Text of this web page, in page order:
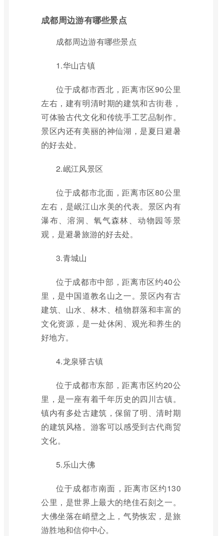
成都周边游有哪些景点
成都周边游有哪些景点
1.华山古镇
位于成都市西北，距离市区90公里
左右，建有明清时期的建筑和古街巷，
可体验古代文化和传统手工艺品制作。
景区内还有美丽的神仙湖，是夏日避暑
的好去处。
2.岷江风景区
位于成都市北面，距离市区80公里
左右，是岷江山水美的代表。景区内有
瀑布、溶洞、氧气森林、动物园等景
观，是避暑旅游的好去处。
3.青城山
位于成都市中部，距离市区约40公
里，是中国道教名山之一。景区内有古
建筑、山水、林木、植物群落和丰富的
文化资源，是一处休闲、观光和养生的
好地方。
4.龙泉驿古镇
位于成都市东部，距离市区约20公
里，是一座有着千年历史的四川古镇。
镇内有多处古建筑，保留了明、清时期
的建筑风格。游客可以感受到古代商贸
文化。
5.乐山大佛
位于成都市南面，距离市区约130
公里，是世界上最大的绝佳石刻之一。
大佛坐落在峭壁之上，气势恢宏，是旅
游胜地和信仰中心。